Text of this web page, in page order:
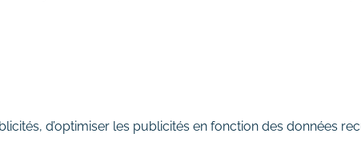
d’optimiser les publicités en fonction des données